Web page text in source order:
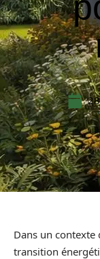
Dans un
transition